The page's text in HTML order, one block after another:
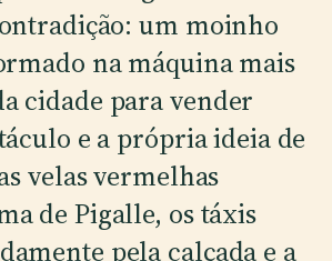
um moinho
na máquina mais
cidade para vender
e a própria ideia de
velas vermelhas
de Pigalle, os táxis
pela calçada e a